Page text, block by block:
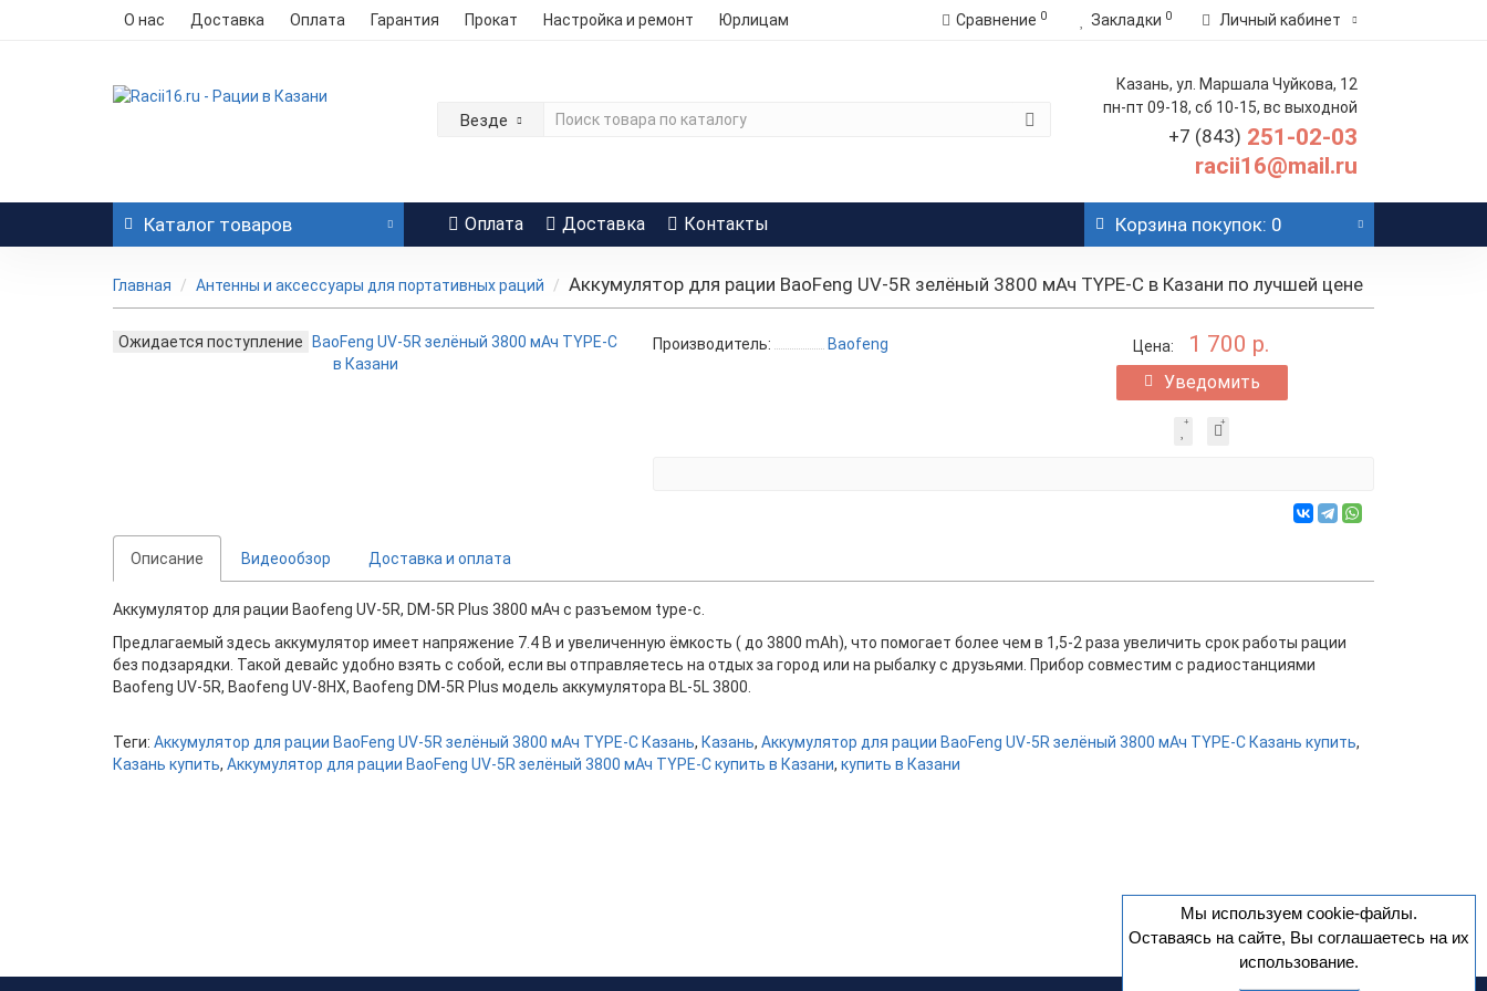
О нас Доставка Оплата Гарантия Прокат Настройка и ремонт Юрлицам Сравнение 0 Закладки 0 Личный кабинет
Везде
Казань, ул. Маршала Чуйкова, 12
пн-пт 09-18, сб 10-15, вс выходной
+7 (843) 251-02-03
racii16@mail.ru
Каталог товаров Оплата Доставка Контакты Корзинапокупок: 0
Главная Антенны и аксессуары для портативных раций Аккумулятор для рации BaoFeng UV-5R зелёный 3800 мАч TYPE-C в Казани по лучшей цене
Ожидается поступление Производитель: Baofeng Цена: 1 700 р.
Уведомить
Описание Видеообзор Доставка и оплата
Аккумулятор для рации Baofeng UV-5R, DM-5R Plus 3800 мАч c разъемом type-c.
Предлагаемый здесь аккумулятор имеет напряжение 7.4 В и увеличенную ёмкость ( до 3800 mAh), что помогает более чем в 1,5-2 раза увеличить срок работы рации
без подзарядки. Такой девайс удобно взять с собой, если вы отправляетесь на отдых за город или на рыбалку с друзьями. Прибор совместим с радиостанциями
Baofeng UV-5R, Baofeng UV-8HX, Baofeng DM-5R Plus модель аккумулятора BL-5L 3800.
Теги: Аккумулятор для рации BaoFeng UV-5R зелёный 3800 мАч TYPE-C Казань, Казань, Аккумулятор для рации BaoFeng UV-5R зелёный 3800 мАч TYPE-C Казань купить,
Казань купить, Аккумулятор для рации BaoFeng UV-5R зелёный 3800 мАч TYPE-C купить в Казани, купить в Казани
Мы используем cookie-файлы.
Оставаясь на сайте, Вы соглашаетесь на их
использование.